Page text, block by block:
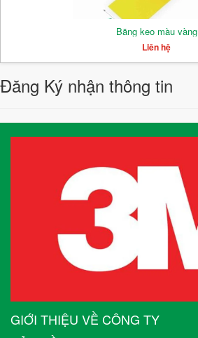
Băng keo màu vàng
Liên hệ
Đăng Ký nhận thông tin
GIỚI THIỆU VỀ CÔNG TY